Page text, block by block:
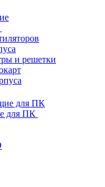
и решетки
для ПК